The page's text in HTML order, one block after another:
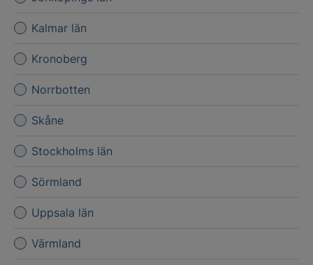
Kalmar län
Kronoberg
Norrbotten
Skåne
Stockholms län
Sörmland
Uppsala län
Värmland